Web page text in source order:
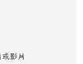
影片